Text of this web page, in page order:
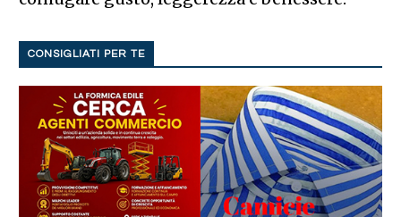
CONSIGLIATI PER TE